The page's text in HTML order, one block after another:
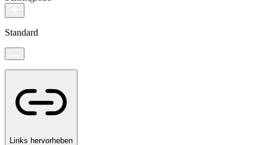
Standard
Links hervorheben